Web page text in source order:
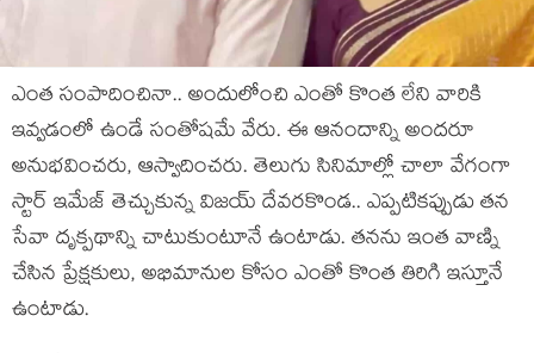
ఎంత సంపాదించినా.. అందులోంచి ఎంతో కొంత లేని వారికి
ఇవ్వడంలో ఉండే సంతోషమే వేరు. ఈ ఆనందాన్ని అందరూ
అనుభవించరు, ఆస్వాదించరు. తెలుగు సినిమాల్లో చాలా వేగంగా
స్టార్ ఇమేజ్ తెచ్చుకున్న విజయ్ దేవరకొండ.. ఎప్పటికప్పుడు తన
సేవా దృక్పథాన్ని చాటుకుంటూనే ఉంటాడు. తనను ఇంత వాణ్ని
చేసిన ప్రేక్షకులు, అభిమానుల కోసం ఎంతో కొంత తిరిగి ఇస్తూనే
ఉంటాడు.